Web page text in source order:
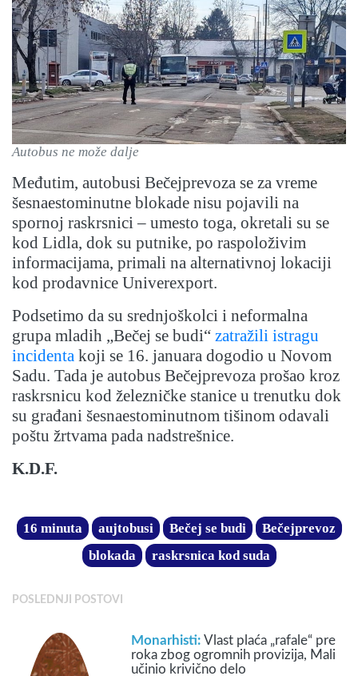
Autobus ne može dalje
Međutim, autobusi Bečejprevoza se za vreme
šesnaestominutne blokade nisu pojavili na
spornoj raskrsnici – umesto toga, okretali su se
kod Lidla, dok su putnike, po raspoloživim
informacijama, primali na alternativnoj lokaciji
kod prodavnice Univerexport.
Podsetimo da su srednjoškolci i neformalna
grupa mladih „Bečej se budi“ zatražili istragu
incidenta koji se 16. januara dogodio u Novom
Sadu. Tada je autobus Bečejprevoza prošao kroz
raskrsnicu kod železničke stanice u trenutku dok
su građani šesnaestominutnom tišinom odavali
poštu žrtvama pada nadstrešnice.
K.D.F.
16 minuta aujtobusi Bečej se budi
Bečejprevoz
blokada
raskrsnica kod suda
POSLEDNJI POSTOVI
Monarhisti:Vlast plaća „rafale“ pre
roka zbog ogromnih provizija, Mali
učinio krivično delo